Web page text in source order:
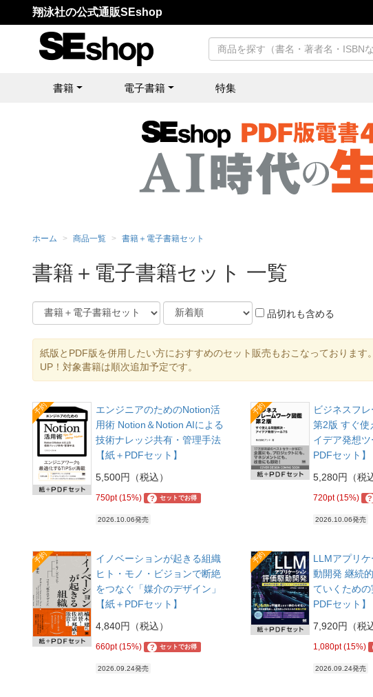
翔泳社の公式通販SEshop
書籍 電子書籍 特集
ホーム 商品一覧 書籍＋電子書籍セット
書籍＋電子書籍セット 一覧
品切れも含める
紙版とPDF版を併用したい方におすすめのセット販売もおこなっておりま
UP！対象書籍は順次追加予定です。
予約
エンジニアのためのNotion活
用術 Notion＆Notion AIによる
技術ナレッジ共有・管理手法
【紙＋PDFセット】
5,500円（税込）
750pt (15%) ? セットでお得
2026.10.06発売
予約
ビジネスフ
第2版 すぐ使
イデア発想
PDFセット】
5,280円（税
720pt (15%) ?
2026.10.06発売
予約
イノベーションが起きる組織
ヒト・モノ・ビジョンで断絶
をつなぐ「媒介のデザイン」
【紙＋PDFセット】
4,840円（税込）
660pt (15%) ? セットでお得
2026.09.24発売
予約
LLMアプリ
動開発 継続
ていくため
PDFセット】
7,920円（税
1,080pt (15%)
2026.09.24発売